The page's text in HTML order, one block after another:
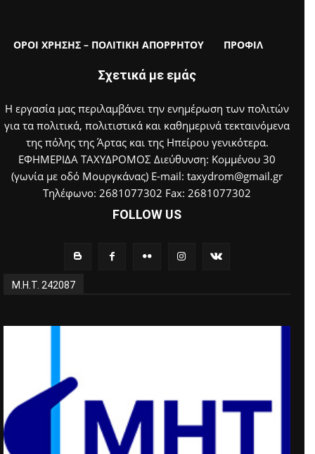
ΟΡΟΙ ΧΡΗΣΗΣ – ΠΟΛΙΤΙΚΗ ΑΠΟΡΡΗΤΟΥ ΠΡΟΦΙΛ
Σχετικά με εμάς
Η εργασία μας περιλαμβάνει την ενημέρωση των πολιτών
για τα πολιτικά, πολιτιστικά και καθημερινά τεκταινόμενα
της πόλης της Άρτας και της Ηπείρου γενικότερα.
ΕΦΗΜΕΡΙΔΑ ΤΑΧΥΔΡΟΜΟΣ Διεύθυνση: Κομμένου 30
(γωνία με οδό Μουργκάνας) E-mail: taxydrom@gmail.gr
Τηλέφωνο: 2681077302 Fax: 2681077302
FOLLOW US
Μ.Η.Τ. 242087